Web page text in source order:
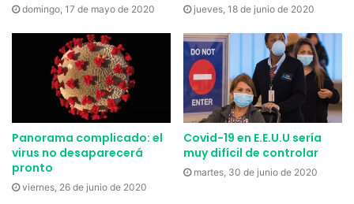
domingo, 17 de mayo de 2020 jueves, 18 de junio de 2020
Panorama complicado: el
virus no desaparecerá
pronto
viernes, 26 de junio de 2020
Covid-19 en E.E.U.U sería
muy difícil de controlar
martes, 30 de junio de 2020